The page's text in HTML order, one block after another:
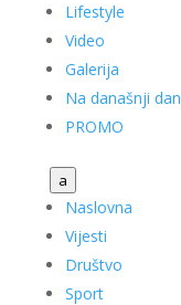
Lifestyle
Video
Galerija
Na današnji dan
PROMO
a
Naslovna
Vijesti
Društvo
Sport